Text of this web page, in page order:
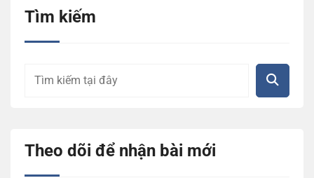
Tìm kiếm
Theo dõi để nhận bài mới